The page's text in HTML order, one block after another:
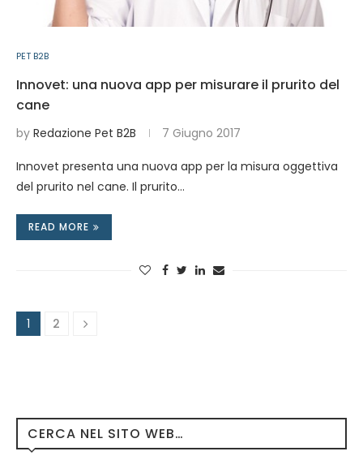
PET B2B
Innovet: una nuova app per misurare il prurito del
cane
by Redazione Pet B2B 7 Giugno 2017
Innovet presenta una nuova app per la misura oggettiva
del prurito nel cane. Il prurito…
READ MORE
1 2
CERCA NEL SITO WEB…